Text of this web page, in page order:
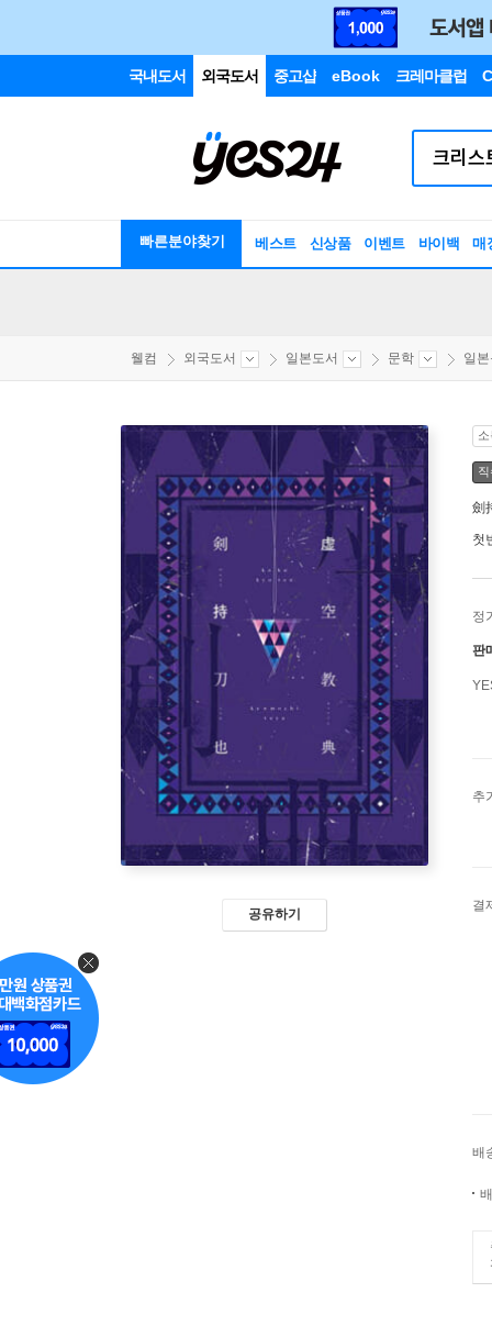
국내도서 외국도서 중고샵 eBook 크레마클럽
빠른분야찾기 베스트 신상품 이벤트 바이백 매
웰컴 외국도서 일본도서 문학 일
공유하기
劍
첫
정
판
추
결
배